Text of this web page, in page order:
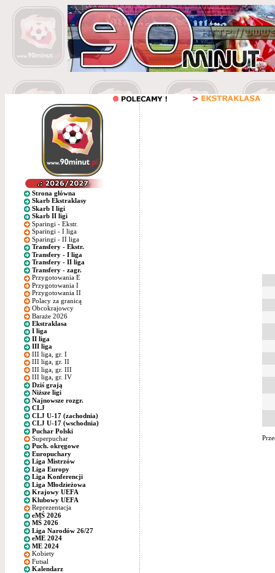
Strona główna
Skarb Ekstraklasy
Skarb I ligi
Skarb II ligi
Sparingi - Ekstr.
Sparingi - I liga
Sparingi - II liga
Transfery - Ekstr.
Transfery - I liga
Transfery - II liga
Transfery - zagr.
Przygotowania E
Przygotowania I
Przygotowania II
Polacy za granicą
Obcokrajowcy
Baraże 2026
Ekstraklasa
I liga
II liga
III liga
III liga, gr. I
III liga, gr. II
III liga, gr. III
III liga, gr. IV
Dziś grają
Niższe ligi
Najnowsze rozgr.
CLJ
CLJ U-17 (zachodnia)
CLJ U-17 (wschodnia)
Puchar Polski
Superpuchar
Puch. okręgowe
Europuchary
Liga Mistrzów
Liga Europy
Liga Konferencji
Liga Młodzieżowa
Krajowy UEFA
Klubowy UEFA
Reprezentacja
eMŚ 2026
MŚ 2026
Liga Narodów 26/27
eME 2024
ME 2024
Kobiety
Futsal
Kalendarz